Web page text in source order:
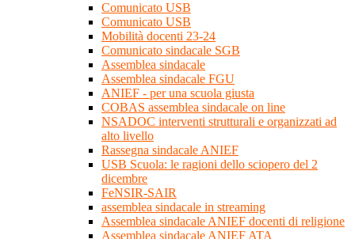
Comunicato USB
Comunicato USB
Mobilità docenti 23-24
Comunicato sindacale SGB
Assemblea sindacale
Assemblea sindacale FGU
ANIEF - per una scuola giusta
COBAS assemblea sindacale on line
NSADOC interventi strutturali e organizzati ad
alto livello
Rassegna sindacale ANIEF
USB Scuola: le ragioni dello sciopero del 2
dicembre
FeNSIR-SAIR
assemblea sindacale in streaming
Assemblea sindacale ANIEF docenti di religione
Assemblea sindacale ANIEF ATA